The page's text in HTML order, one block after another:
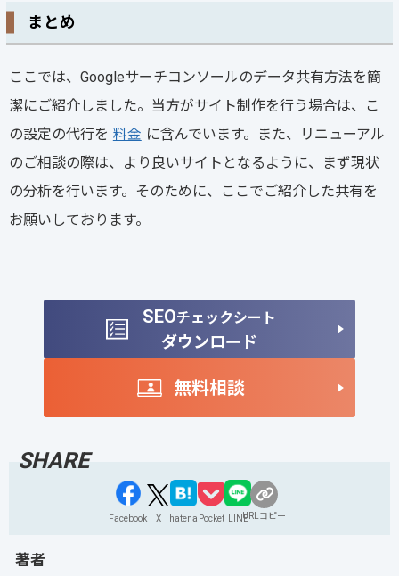
まとめ
ここでは、Googleサーチコンソールのデータ共有方法を簡
潔にご紹介しました。当方がサイト制作を行う場合は、こ
の設定の代行を 料金 に含んでいます。また、リニューアル
のご相談の際は、より良いサイトとなるように、まず現状
の分析を行います。そのために、ここでご紹介した共有を
お願いしております。
SEOチェックシート
ダウンロード
無料相談
Facebook X hatena Pocket LINEURLコピー
著者